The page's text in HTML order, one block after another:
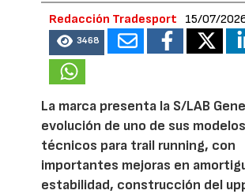
Redacción Tradesport 15/07/
3468
La marca presenta la S/LAB
evolución de uno de sus
técnicos para trail running, con
importantes mejoras en
estabilidad, construcción del